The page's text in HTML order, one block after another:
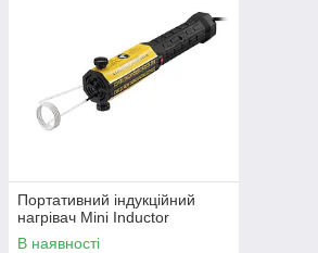
Портативний індукційний
нагрівач Mini Inductor
В наявності